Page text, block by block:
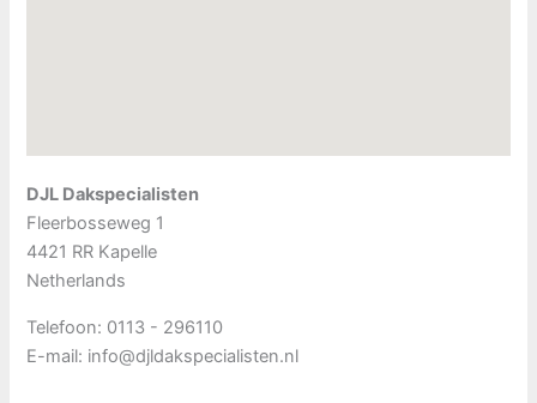
DJL Dakspecialisten
Fleerbosseweg 1
4421 RR Kapelle
Netherlands
Telefoon: 0113 - 296110
E-mail: info@djldakspecialisten.nl